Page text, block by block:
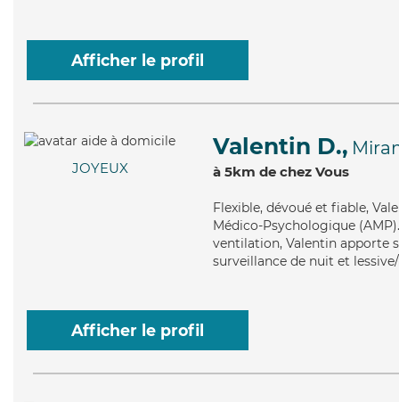
Afficher le profil
JOYEUX
Valentin D.,
à 5km de chez Vous
Flexible, dévoué et fiable,
Médico-Psychologique
ventilation, Valentin apporte
surveillance de nuit et
Afficher le profil